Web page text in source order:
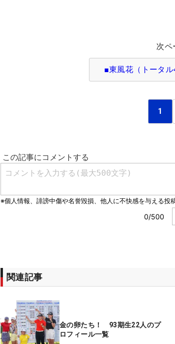
次ペ
■東風花（トータ
1
関連記事
金の卵たち！ 93期生22人のプ
ロフィール一覧